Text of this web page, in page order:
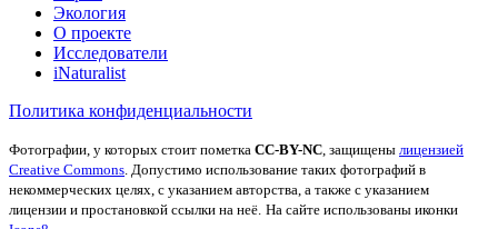
Экология
О проекте
Исследователи
iNaturalist
Политика конфиденциальности
Фотографии, у которых стоит пометка CC-BY-NC , защищены лицензией
Creative Commons . Допустимо использование таких фотографий в
некоммерческих целях, с указанием авторства, а также с указанием
лицензии и простановкой ссылки на неё. На сайте использованы иконки